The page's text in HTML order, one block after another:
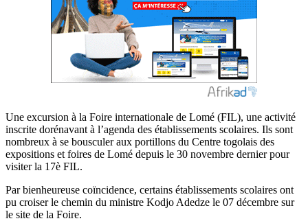
Une excursion à la Foire internationale de Lomé (FIL), une activité
inscrite dorénavant à l’agenda des établissements scolaires. Ils sont
nombreux à se bousculer aux portillons du Centre togolais des
expositions et foires de Lomé depuis le 30 novembre dernier pour
visiter la 17è FIL.
Par bienheureuse coïncidence, certains établissements scolaires ont
pu croiser le chemin du ministre Kodjo Adedze le 07 décembre sur
le site de la Foire.